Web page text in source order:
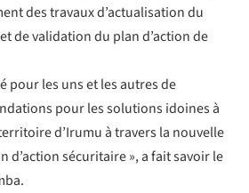
des travaux d’actualisation du
de validation du plan d’action de
pour les uns et les autres de
pour les solutions idoines à
d’Irumu à travers la nouvelle
d’action sécuritaire », a fait savoir le